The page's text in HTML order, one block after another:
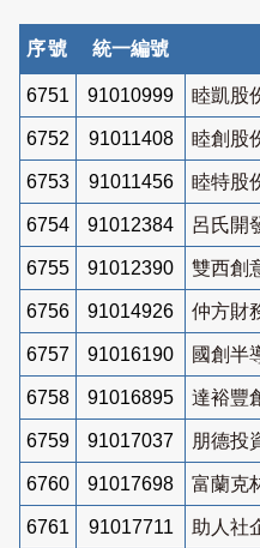
序號 統一編號
6751 91010999 睦凱股
6752 91011408 睦創股
6753 91011456 睦特股
6754 91012384 呂氏開
6755 91012390 雙西創
6756 91014926 仲方財
6757 91016190 國創半
6758 91016895 達裕豐
6759 91017037 朋德投
6760 91017698 富蘭克
6761 91017711 助人社